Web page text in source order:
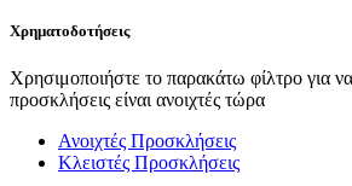
Χρηματοδοτήσεις
Χρησιμοποιήστε το παρακάτω φίλτρο για να
προσκλήσεις είναι ανοιχτές τώρα
Ανοιχτές Προσκλήσεις
Κλειστές Προσκλήσεις